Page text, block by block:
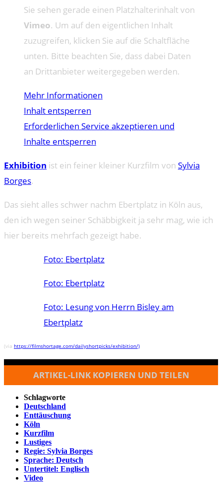
Sie sehen gerade einen Platzhalterinhalt von
Vimeo. Um auf den eigentlichen Inhalt
zuzugreifen, klicken Sie auf die Schaltfläche
unten. Bitte beachten Sie, dass dabei Daten
an Drittanbieter weitergegeben werden.
Mehr Informationen
Inhalt entsperren
Erforderlichen Service akzeptieren und
Inhalte entsperren
Exhibition ist ein feiner kleiner Kurzfilm von Sylvia
Borges.
Das sieht alles schwer nachm Ebertplatz in Köln aus,
den ich wegen seiner Schäbbigkeit ja sehr mag, wie ich
hier bereits mehrfach gezeigt habe.
Foto: Ebertplatz
Foto: Ebertplatz
Foto: Lesung von Herrn Bisley am
Ebertplatz
(via https://filmshortage.com/dailyshortpicks/exhibition/)
ARTIKEL-LINK KOPIEREN UND TEILEN
Schlagworte
Deutschland
Enttäuschung
Köln
Kurzfilm
Lustiges
Regie: Sylvia Borges
Sprache: Deutsch
Untertitel: Englisch
Video